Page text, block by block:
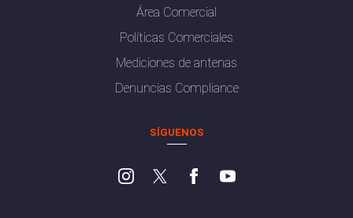
Área Comercial
Políticas Comerciales
Mediciones de antenas
Denuncias Compliance
SÍGUENOS